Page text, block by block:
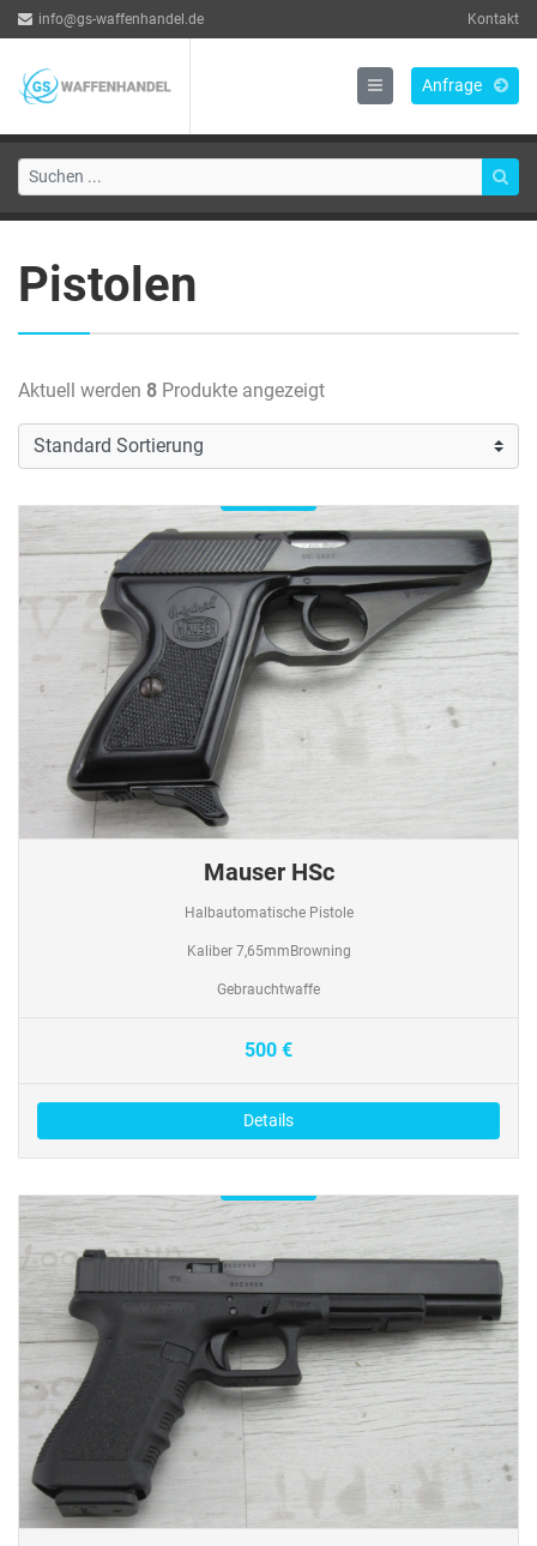
info@gs-waffenhandel.de Kontakt
Anfrage
Pistolen
Aktuell werden 8 Produkte angezeigt
Mauser HSc
Halbautomatische Pistole
Kaliber 7,65mmBrowning
Gebrauchtwaffe
500 €
Details